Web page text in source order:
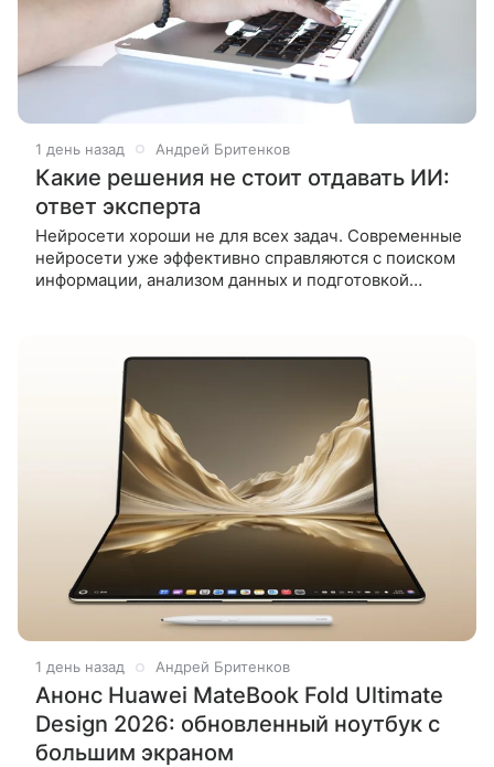
1 день назад Андрей Бритенков
Какие решения не стоит отдавать ИИ:
ответ эксперта
Нейросети хороши не для всех задач. Современные
нейросети уже эффективно справляются с поиском
информации, анализом данных и подготовкой
1 день назад Андрей Бритенков
Анонс Huawei MateBook Fold Ultimate
Design 2026: обновленный ноутбук с
большим экраном